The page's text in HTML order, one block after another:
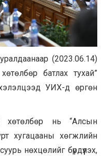
(2023.06.14)
батлах тухай”
УИХ-д өргөн
хөтөлбөр нь “Алсын
хугацааны хөгжлийн
нөхцөлийг бүрдүүлэх,